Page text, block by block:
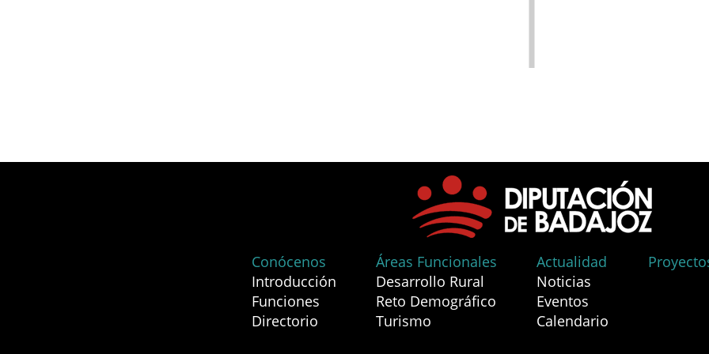
Conócenos
Introducción
Funciones
Directorio
Áreas Funcionales
Desarrollo Rural
Reto Demográfico
Turismo
Actualidad
Noticias
Eventos
Calendario